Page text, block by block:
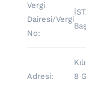
Vergi
Dairesi/Vergi
No:
Adresi:
8